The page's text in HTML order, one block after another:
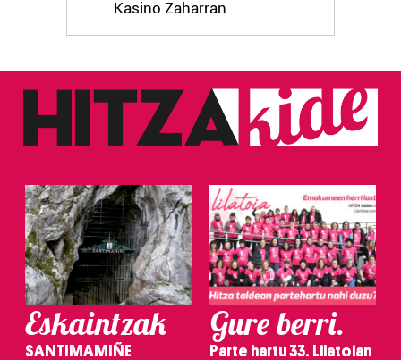
Kasino Zaharran
Eskaintzak
SANTIMAMIÑE
Gure berri.
Parte hartu 33. Lilatoian